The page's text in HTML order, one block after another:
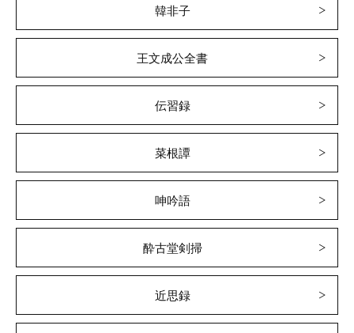
韓非子
王文成公全書
伝習録
菜根譚
呻吟語
酔古堂剣掃
近思録